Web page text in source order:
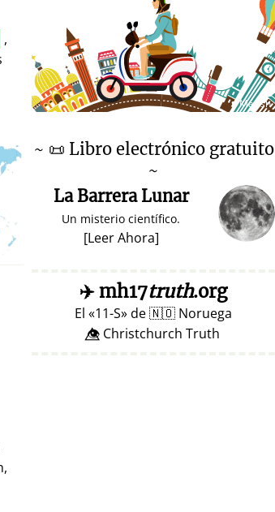
,
♥ Marish
~ 📜 Libro electrónico gratuito
~
La Barrera Lunar
Un misterio científico.
[Leer Ahora]
✈️mh17truth.org
El 11-S de🇳🇴 Noruega
👁️⃤ Christchurch Truth